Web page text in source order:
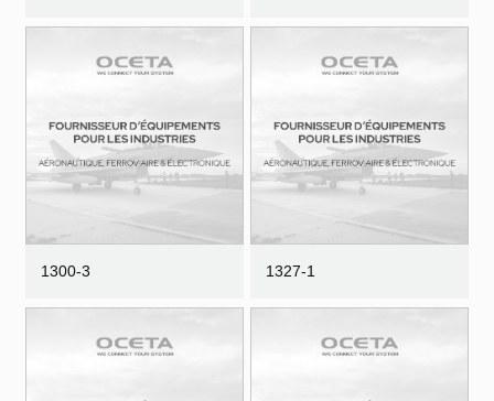
1300-3 1327-1